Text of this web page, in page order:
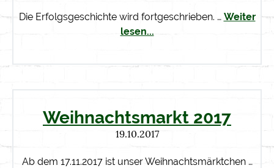
Die Erfolgsgeschichte wird fortgeschrieben. … Weiter
lesen...
Weihnachtsmarkt 2017
19.10.2017
Ab dem 17.11.2017 ist unser Weihnachtsmärktchen …